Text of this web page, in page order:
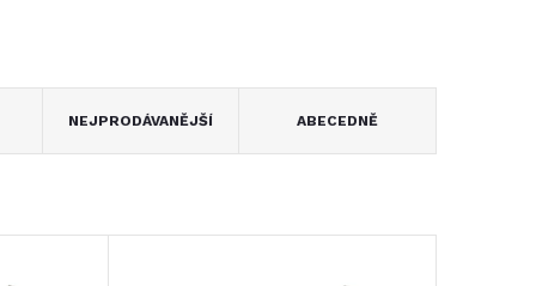
NEJPRODÁVANĚJŠÍ ABECEDNĚ